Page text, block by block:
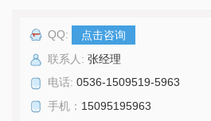
QQ:
点击咨询
联系人: 张经理
电话: 0536-1509519-5963
手机： 15095195963